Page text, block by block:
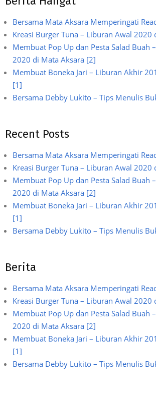
Bersama Mata Aksara Memperingati
Kreasi Burger Tuna – Liburan Awal 2020
Membuat Pop Up dan Pesta Salad Buah
2020 di Mata Aksara [2]
Membuat Boneka Jari – Liburan Akhir
[1]
Bersama Debby Lukito – Tips Menulis
Recent Posts
Bersama Mata Aksara Memperingati
Kreasi Burger Tuna – Liburan Awal 2020
Membuat Pop Up dan Pesta Salad Buah
2020 di Mata Aksara [2]
Membuat Boneka Jari – Liburan Akhir
[1]
Bersama Debby Lukito – Tips Menulis
Berita
Bersama Mata Aksara Memperingati
Kreasi Burger Tuna – Liburan Awal 2020
Membuat Pop Up dan Pesta Salad Buah
2020 di Mata Aksara [2]
Membuat Boneka Jari – Liburan Akhir
[1]
Bersama Debby Lukito – Tips Menulis